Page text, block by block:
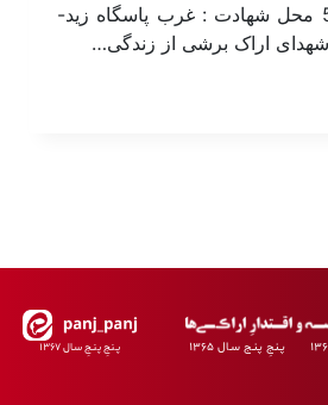
شهادت : 5/5/1361 محل شهادت : غرب پاسگاه زید-
شهدای اراک برشی از زندگی…
پـنجِ پنـجِ سـال ۱۳۶۷